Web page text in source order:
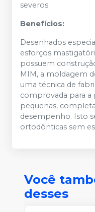
severos.
Benefícios:
Desenhados
esforços
possuem
MIM, a moldagem
uma técnica de
comprovada para a
pequenas,
desempenho. Isto
ortodônticas sem
Você
desses